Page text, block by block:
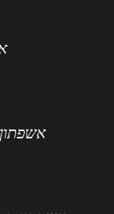
אשפתון